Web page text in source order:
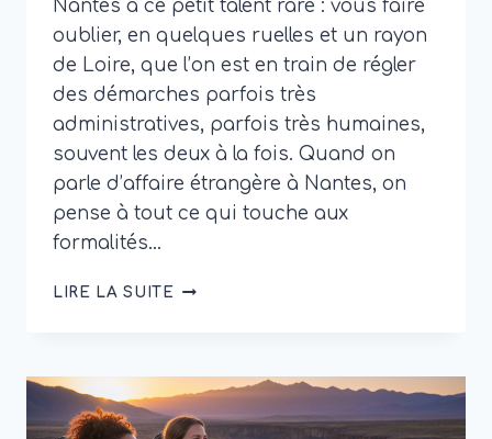
Nantes a ce petit talent rare : vous faire
oublier, en quelques ruelles et un rayon
de Loire, que l’on est en train de régler
des démarches parfois très
administratives, parfois très humaines,
souvent les deux à la fois. Quand on
parle d’affaire étrangère à Nantes, on
pense à tout ce qui touche aux
formalités…
LIRE LA SUITE AFFAIRE
:
DÉMARCHES,
CONTACTS